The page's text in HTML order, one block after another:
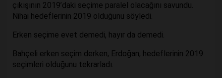
çıkışının 2019’daki seçime paralel olacağını savundu.
Nihai hedeflerinin 2019 olduğunu söyledi.
Erken seçime evet demedi, hayır da demedi.
Bahçeli erken seçim derken, Erdoğan, hedeflerinin 2019
seçimleri olduğunu tekrarladı.